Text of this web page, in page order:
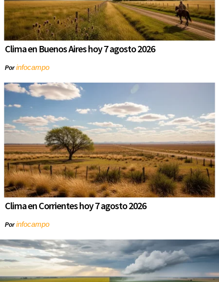
Clima en Buenos Aires hoy 7 agosto 2026
Porinfocampo
Clima en Corrientes hoy 7 agosto 2026
Porinfocampo